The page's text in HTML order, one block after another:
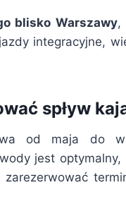
blisko Warszawy,
integracyjne,
spływ
od maja do
jest